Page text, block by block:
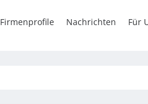
Firmenprofile Nachrichten Für